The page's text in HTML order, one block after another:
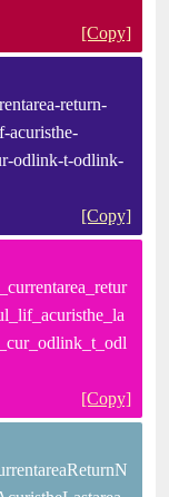
[Copy]
return-
acuristhe-
odlink-t-odlink-
[Copy]
[Copy]